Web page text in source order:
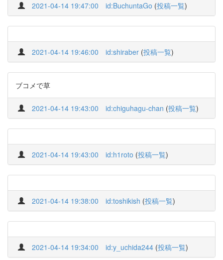
2021-04-14 19:47:00 id:BuchuntaGo (投稿一覧)
2021-04-14 19:46:00 id:shiraber (投稿一覧)
ブコメで草
2021-04-14 19:43:00 id:chiguhagu-chan (投稿一覧)
2021-04-14 19:43:00 id:h1roto (投稿一覧)
2021-04-14 19:38:00 id:toshikish (投稿一覧)
2021-04-14 19:34:00 id:y_uchida244 (投稿一覧)